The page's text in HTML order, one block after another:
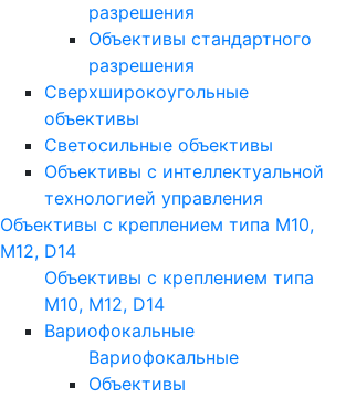
разрешения
Объективы стандартного
разрешения
Сверхширокоугольные
объективы
Светосильные объективы
Объективы с интеллектуальной
технологией управления
Объективы с креплением типа M10,
M12, D14
Объективы с креплением типа
M10, M12, D14
Вариофокальные
Вариофокальные
Объективы